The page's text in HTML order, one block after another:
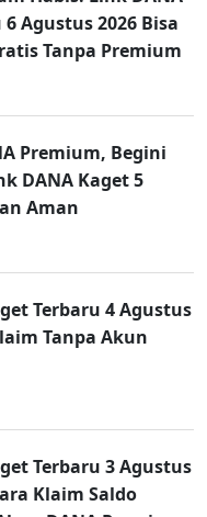
Agustus 2026 Bisa
Tanpa Premium
Premium, Begini
DANA Kaget 5
Aman
Terbaru 4 Agustus
Tanpa Akun
Terbaru 3 Agustus
Klaim Saldo